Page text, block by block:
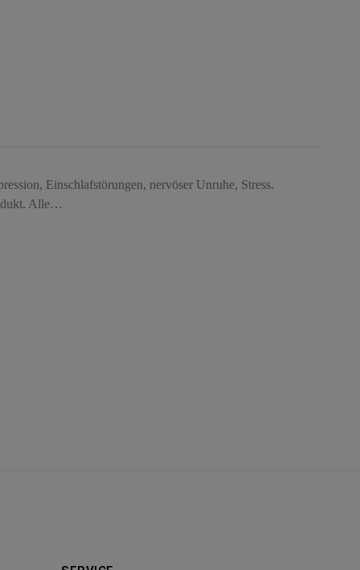
Einschlafstörungen, nervöser Unruhe, Stress.
Alle…